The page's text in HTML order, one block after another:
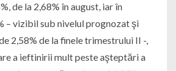
de la 2,68% în august, iar în
– vizibil sub nivelul prognozat şi
2,58% de la finele trimestrului II -,
a ieftinirii mult peste aşteptări a